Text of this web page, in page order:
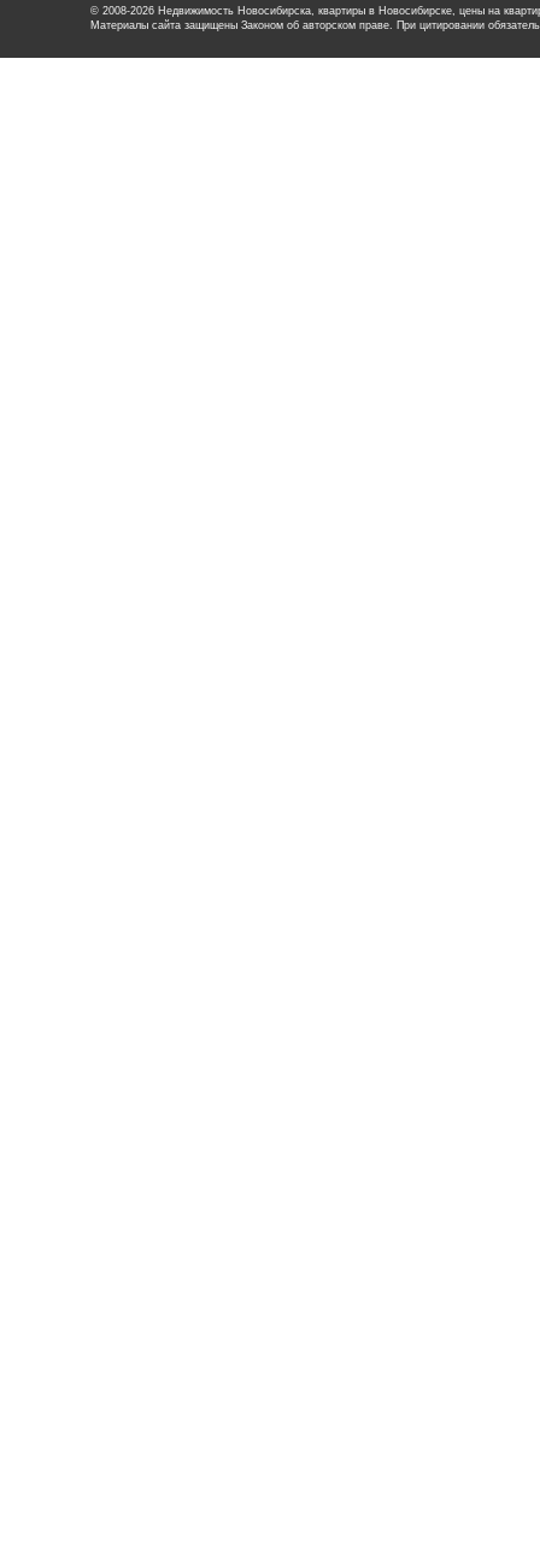
© 2008-2026 Недвижимость Новосибирска, квартиры в Новосибирске, цены на
Материалы сайта защищены Законом об авторском праве. При цитировании